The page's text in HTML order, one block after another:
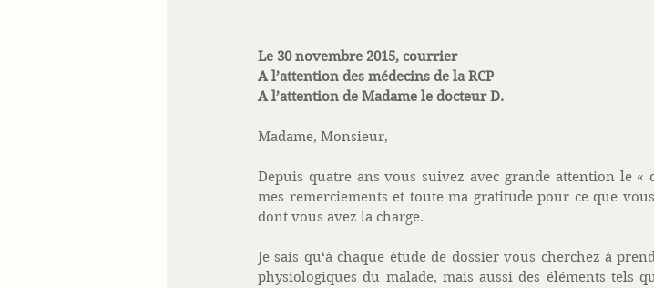
Le 30 novembre 2015, courrier
A l’attention des médecins de la RCP
A l’attention de Madame le docteur D.
Madame, Monsieur,
Depuis quatre ans vous suivez avec grande attention le «
mes remerciements et toute ma gratitude pour ce que
dont vous avez la charge.
Je sais qu‘à chaque étude de dossier vous cherchez à
physiologiques du malade, mais aussi des éléments tels